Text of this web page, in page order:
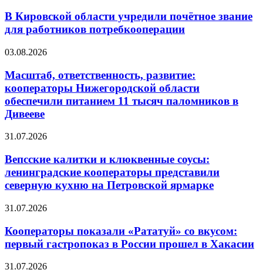
В Кировской области учредили почётное звание
для работников потребкооперации
03.08.2026
Масштаб, ответственность, развитие:
кооператоры Нижегородской области
обеспечили питанием 11 тысяч паломников в
Дивееве
31.07.2026
Вепсские калитки и клюквенные соусы:
ленинградские кооператоры представили
северную кухню на Петровской ярмарке
31.07.2026
Кооператоры показали «Рататуй» со вкусом:
первый гастропоказ в России прошел в Хакасии
31.07.2026